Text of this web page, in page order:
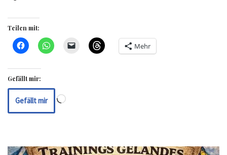
Teilen mit:
Mehr
Gefällt mir:
Gefällt mir